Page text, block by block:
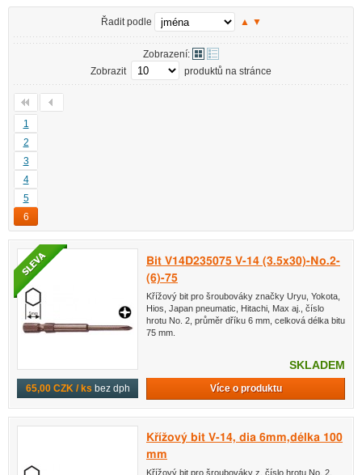
Řadit podle ▲ ▼
Zobrazení:
Zobrazit
produktů na stránce
1
2
3
4
5
6
65,00 CZK / ks bez dph
Bit V14D235075 V-14 (3.5x30)-No.2-
(6)-75
Křížový bit pro šroubováky značky Uryu, Yokota,
Hios, Japan pneumatic, Hitachi, Max aj., číslo
hrotu No. 2, průměr dříku 6 mm, celková délka bitu
75 mm.
SKLADEM
Více o produktu
Křížový bit V-14, dia 6mm,délka 100
mm
Křížový bit pro šroubováky z, číslo hrotu No. 2,